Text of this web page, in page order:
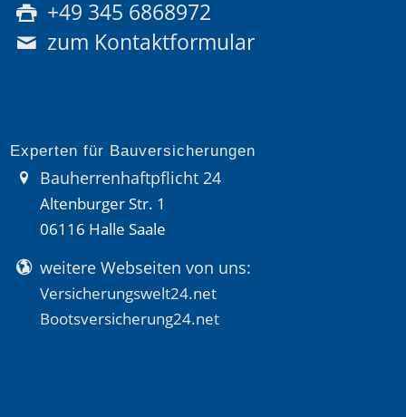
+49 345 6868972
zum Kontaktformular
Experten für Bauversicherungen
Bauherrenhaftpflicht 24
Altenburger Str. 1
06116 Halle Saale
weitere Webseiten von uns:
Versicherungswelt24.net
Bootsversicherung24.net